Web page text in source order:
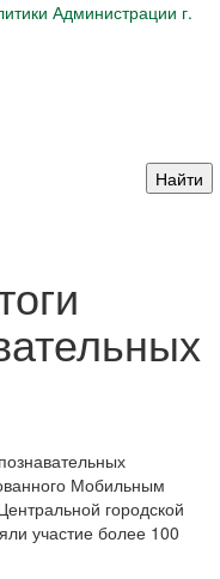
Администрации г.
Мобильным
городской
участие более 100